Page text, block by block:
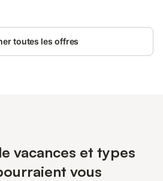
toutes les offres
vacances et types
vous